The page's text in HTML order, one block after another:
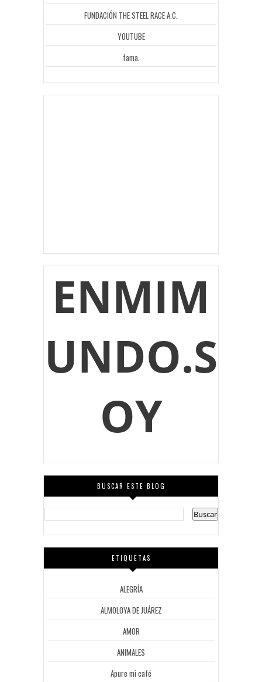
FUNDACIÓN THE STEEL RACE A.C.
YOUTUBE
fama.
ENMIM
UNDO.S
OY
BUSCAR ESTE BLOG
ETIQUETAS
ALEGRÍA
ALMOLOYA DE JUÁREZ
AMOR
ANIMALES
Apure mi café